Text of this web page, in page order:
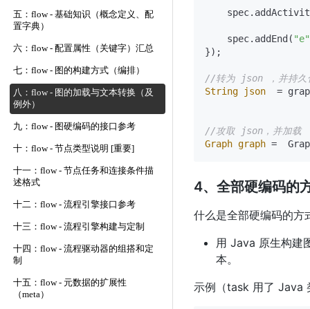
五：flow - 基础知识（概念定义、配
置字典）
六：flow - 配置属性（关键字）汇总
七：flow - 图的构建方式（编排）
八：flow - 图的加载与文本转换（及
例外）
九：flow - 图硬编码的接口参考
十：flow - 节点类型说明 [重要]
十一：flow - 节点任务和连接条件描
述格式
十二：flow - 流程引擎接口参考
十三：flow - 流程引擎构建与定制
十四：flow - 流程驱动器的组搭和定
制
十五：flow - 元数据的扩展性
（meta）
    spec.addEnd(
"e"
});
//转为 json ，并持久
String
json =
//攻取 json，并加载
Graph graph =
4、全部硬编码的
什么是全部硬编码的方
用 Java 原生构建
本。
示例（task 用了 Java